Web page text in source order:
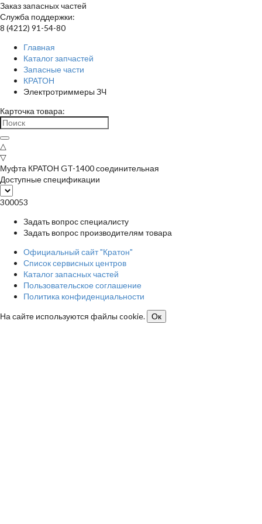
Заказ запасных частей
Служба поддержки:
8 (4212) 91-54-80
Главная
Каталог запчастей
Запасные части
КРАТОН
Электротриммеры ЗЧ
Карточка товара:
△
▽
Муфта КРАТОН GT-1400 соединительная
Доступные спецификации
300053
Задать вопрос специалисту
Задать вопрос производителям товара
Официальный сайт "Кратон"
Список сервисных центров
Каталог запасных частей
Пользовательское соглашение
Политика конфиденциальности
На сайте используются файлы cookie.
Ок